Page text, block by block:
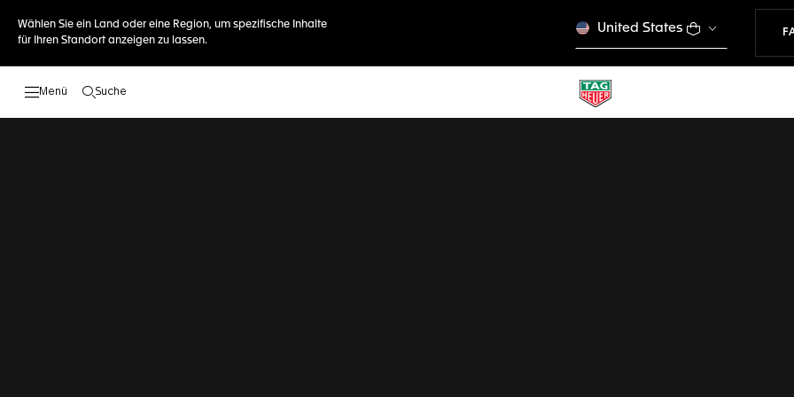
Wählen Sie ein Land oder eine Region, um spezifische Inhalte
für Ihren Standort anzeigen zu lassen.
United States
Suche